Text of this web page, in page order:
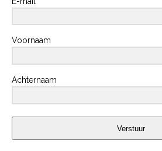
Voornaam
Achternaam
Verstuur